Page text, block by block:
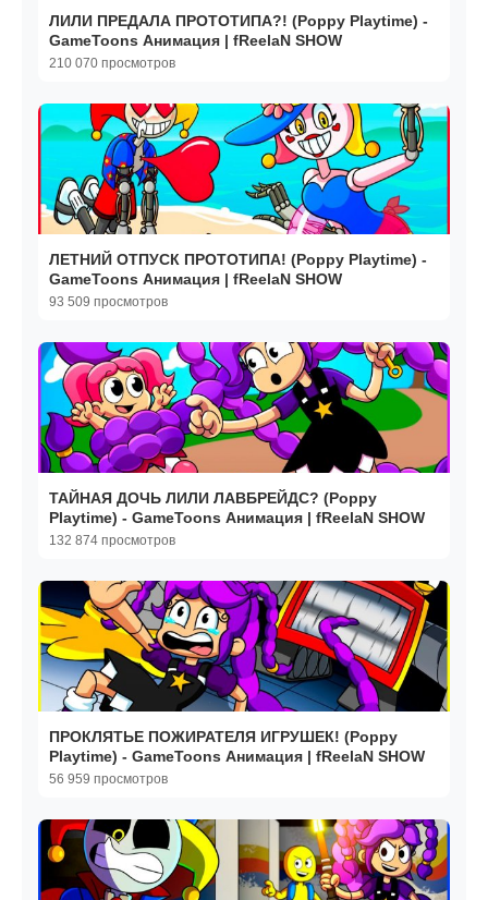
ЛИЛИ ПРЕДАЛА ПРОТОТИПА?! (Poppy Playtime) -
GameToons Анимация | fReelaN SHOW
210 070 просмотров
ЛЕТНИЙ ОТПУСК ПРОТОТИПА! (Poppy Playtime) -
GameToons Анимация | fReelaN SHOW
93 509 просмотров
ТАЙНАЯ ДОЧЬ ЛИЛИ ЛАВБРЕЙДС? (Poppy
Playtime) - GameToons Анимация | fReelaN SHOW
132 874 просмотров
ПРОКЛЯТЬЕ ПОЖИРАТЕЛЯ ИГРУШЕК! (Poppy
Playtime) - GameToons Анимация | fReelaN SHOW
56 959 просмотров